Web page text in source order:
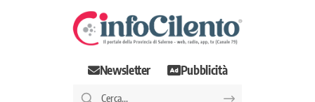
Newsletter Pubblicità